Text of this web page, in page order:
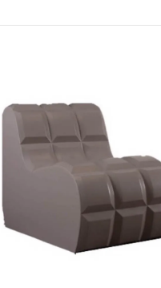
品の採用検討を目的と
著作権・所有権などの
三者へ開示・提供すること
に複製品・類似製品を製作
改変利用